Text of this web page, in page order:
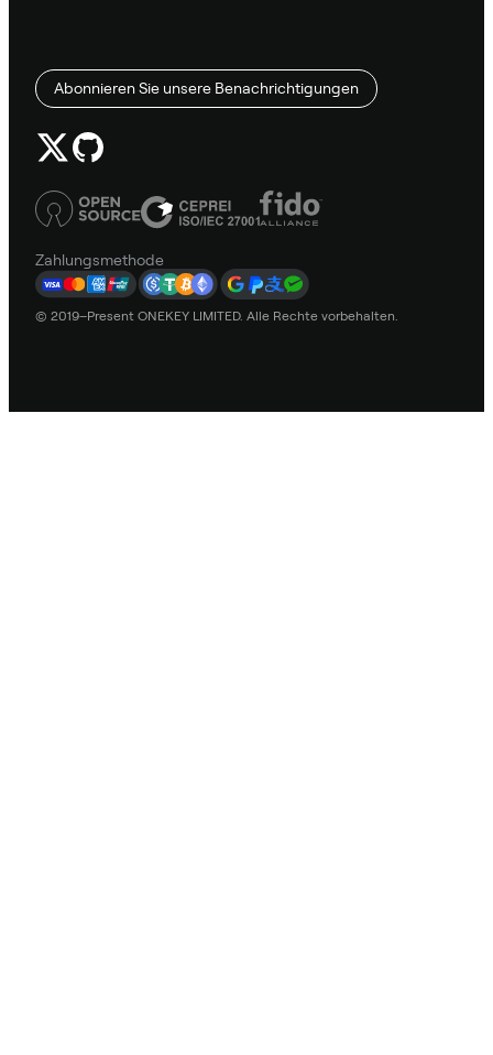
Abonnieren Sie unsere Benachrichtigungen
Zahlungsmethode
© 2019–Present ONEKEY LIMITED. Alle Rechte vorbehalten.